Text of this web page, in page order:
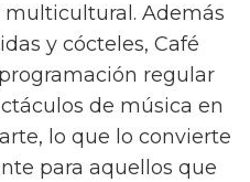
Además
y cócteles, Café
regular
de música en
lo que lo convierte
para aquellos que